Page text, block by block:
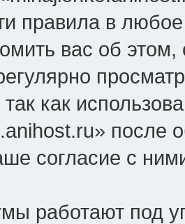
правила в
вас об
как
после
согласие с
работают под